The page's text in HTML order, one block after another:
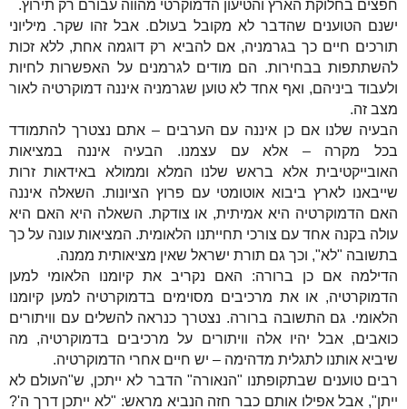
חפצים בחלוקת הארץ והטיעון הדמוקרטי מהווה עבורם רק תירוץ.
ישנם הטוענים שהדבר לא מקובל בעולם. אבל זהו שקר. מיליוני
תורכים חיים כך בגרמניה, אם להביא רק דוגמה אחת, ללא זכות
להשתתפות בבחירות. הם מודים לגרמנים על האפשרות לחיות
ולעבוד ביניהם, ואף אחד לא טוען שגרמניה איננה דמוקרטיה לאור
מצב זה.
הבעיה שלנו אם כן איננה עם הערבים – אתם נצטרך להתמודד
בכל מקרה – אלא עם עצמנו. הבעיה איננה במציאות
האובייקטיבית אלא בראש שלנו המלא וממולא באידאות זרות
שייבאנו לארץ ביבוא אוטומטי עם פרוץ הציונות. השאלה איננה
האם הדמוקרטיה היא אמיתית, או צודקת. השאלה היא האם היא
עולה בקנה אחד עם צורכי תחייתנו הלאומית. המציאות עונה על כך
בתשובה "לא", וכך גם תורת ישראל שאין מציאותית ממנה.
הדילמה אם כן ברורה: האם נקריב את קיומנו הלאומי למען
הדמוקרטיה, או את מרכיבים מסוימים בדמוקרטיה למען קיומנו
הלאומי. גם התשובה ברורה. נצטרך כנראה להשלים עם וויתורים
כואבים, אבל יהיו אלה וויתורים על מרכיבים בדמוקרטיה, מה
שיביא אותנו לתגלית מדהימה – יש חיים אחרי הדמוקרטיה.
רבים טוענים שבתקופתנו "הנאורה" הדבר לא ייתכן, ש"העולם לא
ייתן", אבל אפילו אותם כבר חזה הנביא מראש: "לא ייתכן דרך ה'?